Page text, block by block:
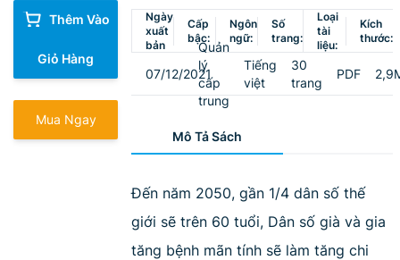
Thêm Vào
Giỏ Hàng
Mua Ngay
Ngày
xuất
bản
Cấp
bậc:
Ngôn
ngữ:
Số
trang:
Loại
tài
liệu:
Kích
thước:
07/12/2021
Quản
lý
cấp
trung
Tiếng
việt
30
trang
PDF
Mô Tả Sách
Đến năm 2050, gần 1/4 dân số thế
giới sẽ trên 60 tuổi, Dân số già và gia
tăng bệnh mãn tính sẽ làm tăng chi